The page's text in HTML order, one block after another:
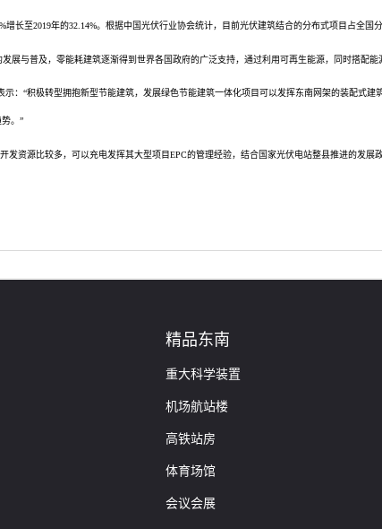
至2019年的32.14%。根据中国光伏行业协会统计，目前光伏建筑结合的分布式项目占全国分
展与普及，零能耗建筑逐渐得到世界各国政府的广泛支持，通过利用可再生能源，同时搭配
“积极转型拥抱新型节能建筑，发展绿色节能建筑一体化项目可以发挥东南网架的装配式
。”
资源比较多，可以充电发挥其大型项目EPC的管理经验，结合国家光伏电站整县推进的发
精品东南
重大科学装置
机场航站楼
高铁站房
体育场馆
会议会展